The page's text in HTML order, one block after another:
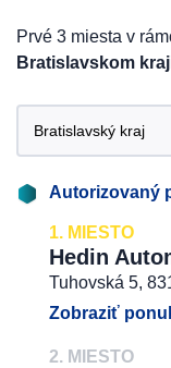
Prvé 3 miesta v
Bratislavskom
Autorizovaný
1. MIESTO
Hedin
Tuhovská 5,
Zobraziť
2. MIESTO